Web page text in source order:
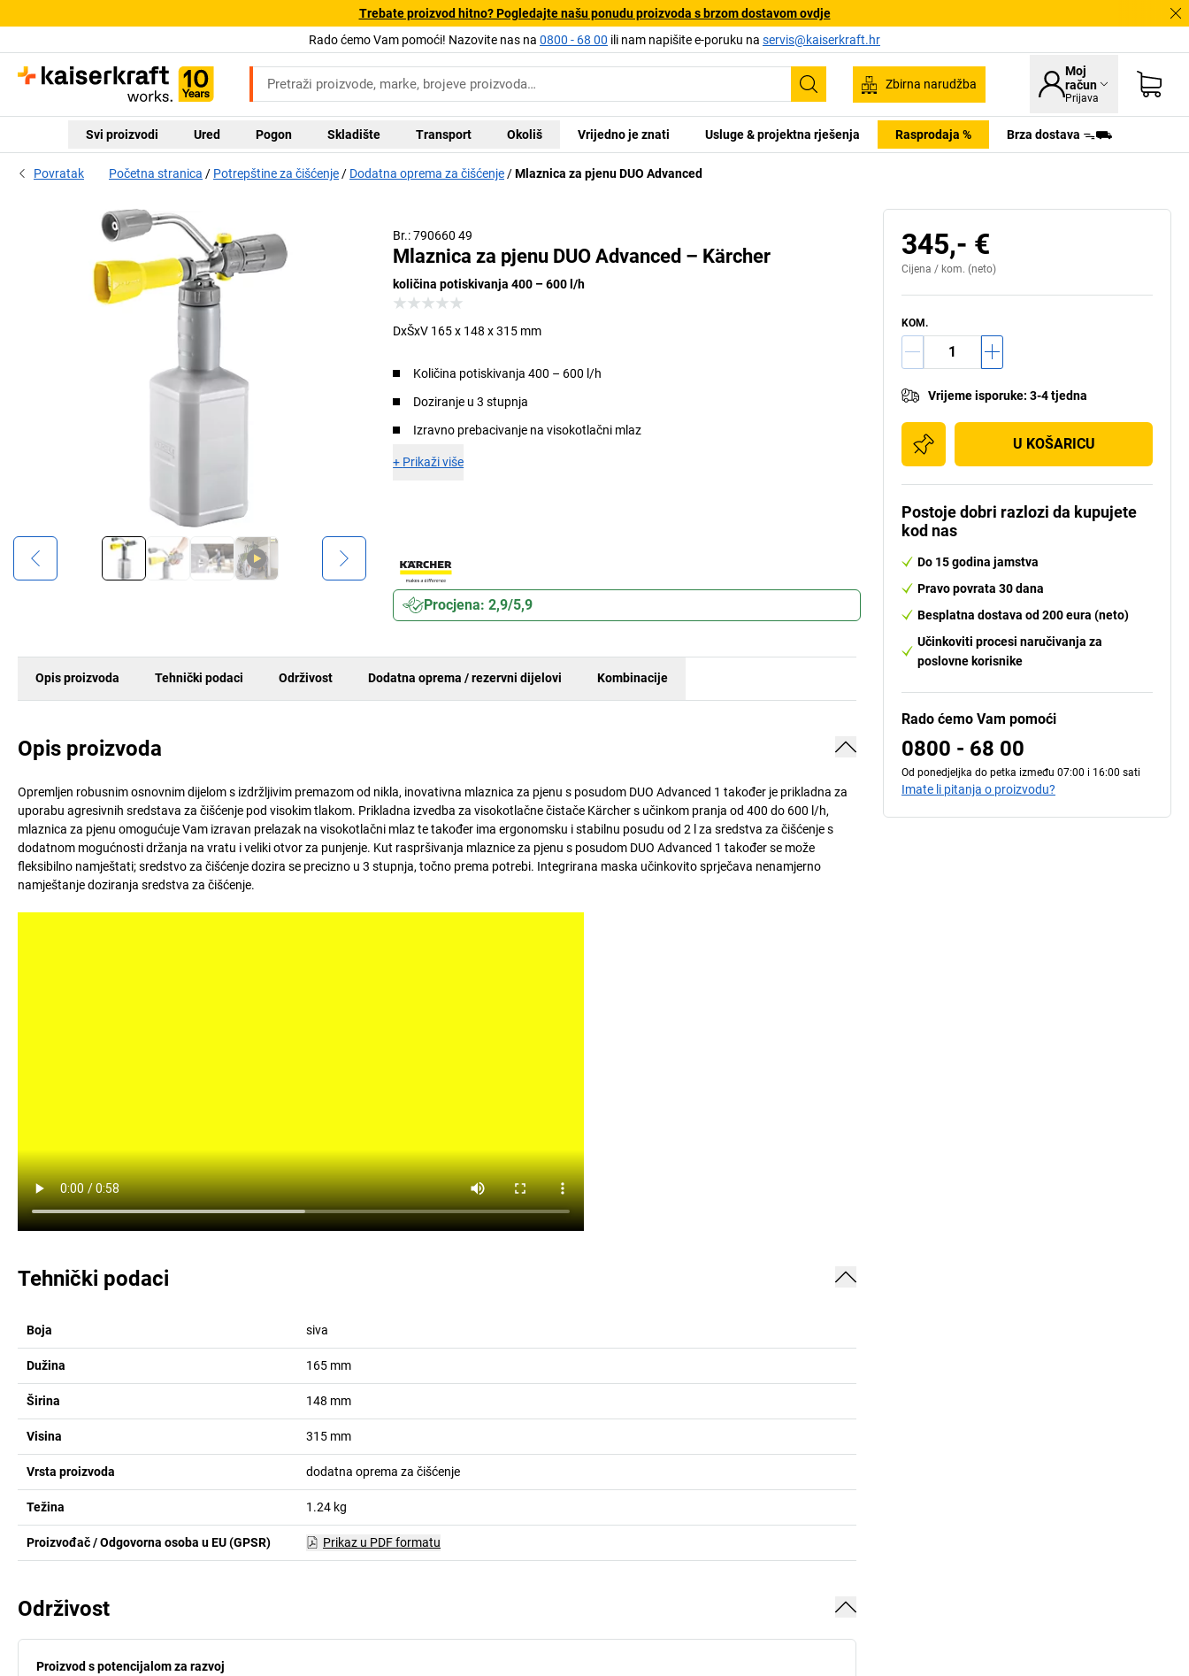
Trebate proizvod hitno? Pogledajte našu ponudu proizvoda s brzom dostavom ovdje
Rado ćemo Vam pomoći! Nazovite nas na 0800 - 68 00 ili nam napišite e-poruku na servis@kaiserkraft.hr
Pretraživanje
Zbirna narudžba
Moj
račun
Prijava
Svi proizvodi Ured Pogon Skladište Transport Okoliš Vrijedno je znati Usluge & projektna rješenja Rasprodaja % Brza dostava ᯓ⛟
Povratak Početna stranica Potrepštine za čišćenje Dodatna oprema za čišćenje Mlaznica za pjenu DUO Advanced
Br.: 790660 49
Mlaznica za pjenu DUO Advanced – Kärcher
količina potiskivanja 400 – 600 l/h
DxŠxV 165 x 148 x 315 mm
Količina potiskivanja 400 – 600 l/h
Doziranje u 3 stupnja
Izravno prebacivanje na visokotlačni mlaz
+ Prikaži više
Procjena: 2,9/5,9
Opis proizvoda Tehnički podaci Održivost Dodatna oprema / rezervni dijelovi Kombinacije
Opis proizvoda
Opremljen robusnim osnovnim dijelom s izdržljivim premazom od nikla, inovativna mlaznica za pjenu s posudom DUO Advanced 1 također je prikladna za
uporabu agresivnih sredstava za čišćenje pod visokim tlakom. Prikladna izvedba za visokotlačne čistače Kärcher s učinkom pranja od 400 do 600 l/h,
mlaznica za pjenu omogućuje Vam izravan prelazak na visokotlačni mlaz te također ima ergonomsku i stabilnu posudu od 2 l za sredstva za čišćenje s
dodatnom mogućnosti držanja na vratu i veliki otvor za punjenje. Kut raspršivanja mlaznice za pjenu s posudom DUO Advanced 1 također se može
fleksibilno namještati; sredstvo za čišćenje dozira se precizno u 3 stupnja, točno prema potrebi. Integrirana maska učinkovito sprječava nenamjerno
namještanje doziranja sredstva za čišćenje.
Tehnički podaci
Boja siva
Dužina 165 mm
Širina 148 mm
Visina 315 mm
Vrsta proizvoda dodatna oprema za čišćenje
Težina 1.24 kg
Proizvođač / Odgovorna osoba u EU (GPSR) Prikaz u PDF formatu
Održivost
Proizvod s potencijalom za razvoj
345,- €
Cijena / kom. (neto)
KOM.
Vrijeme isporuke: 3-4 tjedna
U KOŠARICU
Postoje dobri razlozi da kupujete
kod nas
Do 15 godina jamstva
Pravo povrata 30 dana
Besplatna dostava od 200 eura (neto)
Učinkoviti procesi naručivanja za
poslovne korisnike
Rado ćemo Vam pomoći
0800 - 68 00
Od ponedjeljka do petka između 07:00 i 16:00 sati
Imate li pitanja o proizvodu?